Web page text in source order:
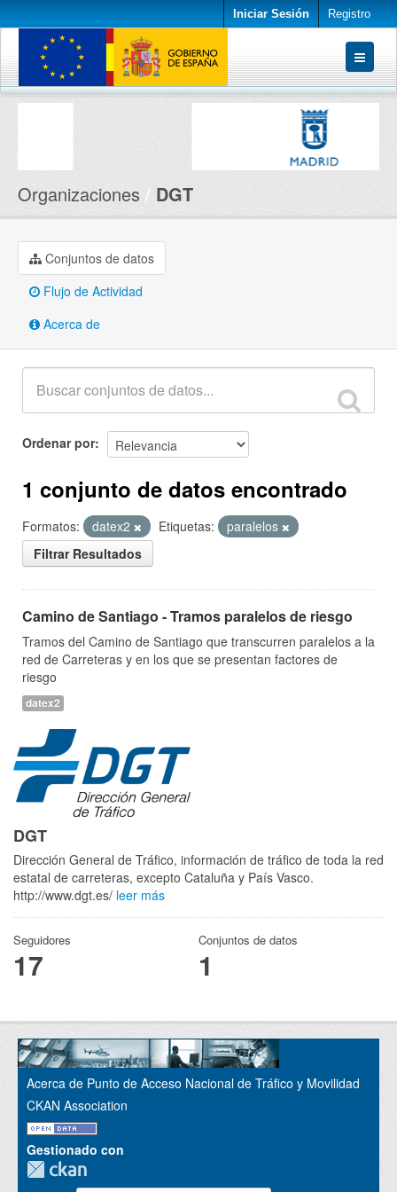
Iniciar Sesión Registro
Conjuntos de datos
Organizaciones DGT
Conjuntos de datos
Flujo de Actividad
Acerca de
Ordenar por
1 conjunto de datos encontrado
Formatos: datex2 Etiquetas:
paralelos
Filtrar Resultados
Camino de Santiago - Tramos paralelos de riesgo
Tramos del Camino de Santiago que transcurren paralelos a la
red de Carreteras y en los que se presentan factores de
riesgo
datex2
DGT
Dirección General de Tráfico, información de tráfico de toda la red
estatal de carreteras, excepto Cataluña y País Vasco.
http://www.dgt.es/ leer más
Seguidores
17
Conjuntos de datos
1
Acerca de Punto de Acceso Nacional de Tráfico y Movilidad
CKAN Association
Gestionado con